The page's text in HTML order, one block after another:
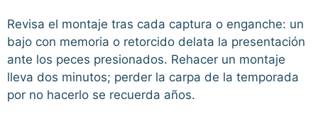
Revisa el montaje tras cada captura o enganche: un
bajo con memoria o retorcido delata la presentación
ante los peces presionados. Rehacer un montaje
lleva dos minutos; perder la carpa de la temporada
por no hacerlo se recuerda años.